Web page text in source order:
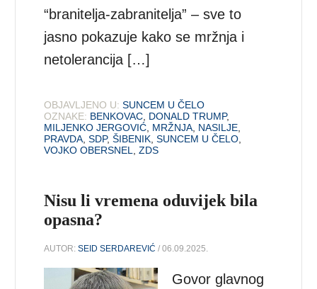
“branitelja-zabranitelja” – sve to
jasno pokazuje kako se mržnja i
netolerancija […]
OBJAVLJENO U: SUNCEM U ČELO
OZNAKE: BENKOVAC DONALD TRUMP,
MILJENKO JERGOVIĆ MRŽNJA NASILJE
PRAVDA ,SDP,ŠIBENIK ,SUNCEM U ČELO
VOJKO OBERSNEL
,ZDS
Nisu li vremena oduvijek bila
opasna?
AUTOR:SEID SERDAREVIĆ / 06.09.2025.
Govor glavnog